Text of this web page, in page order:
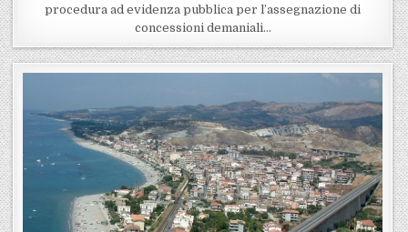
procedura ad evidenza pubblica per l’assegnazione di
concessioni demaniali…